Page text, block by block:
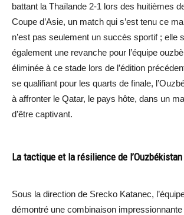
battant la Thaïlande 2-1 lors des huitièmes
Coupe d’Asie, un match qui s’est tenu ce
n’est pas seulement un succès sportif ; elle
également une revanche pour l’équipe
éliminée à ce stade lors de l’édition
se qualifiant pour les quarts de finale,
à affronter le Qatar, le pays hôte, dans un
d’être captivant.
La tactique et la résilience de l’Ouzbékistan
Sous la direction de Srecko Katanec,
démontré une combinaison